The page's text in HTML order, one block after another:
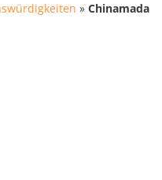
»Chinamada